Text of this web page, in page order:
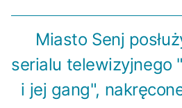
Miasto Senj
serialu telewizyjnego
i jej gang",